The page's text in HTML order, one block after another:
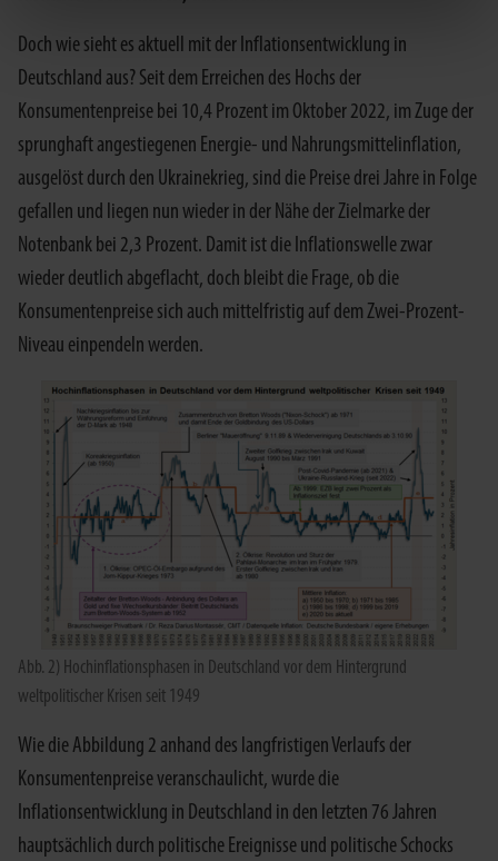
Doch wie sieht es aktuell mit der Inflationsentwicklung in
Deutschland aus? Seit dem Erreichen des Hochs der
Konsumentenpreise bei 10,4 Prozent im Oktober 2022, im Zuge der
sprunghaft angestiegenen Energie- und Nahrungsmittelinflation,
ausgelöst durch den Ukrainekrieg, sind die Preise drei Jahre in Folge
gefallen und liegen nun wieder in der Nähe der Zielmarke der
Notenbank bei 2,3 Prozent. Damit ist die Inflationswelle zwar
wieder deutlich abgeflacht, doch bleibt die Frage, ob die
Konsumentenpreise sich auch mittelfristig auf dem Zwei-Prozent-
Niveau einpendeln werden.
Abb. 2) Hochinflationsphasen in Deutschland vor dem Hintergrund
weltpolitischer Krisen seit 1949
Wie die Abbildung 2 anhand des langfristigen Verlaufs der
Konsumentenpreise veranschaulicht, wurde die
Inflationsentwicklung in Deutschland in den letzten 76 Jahren
hauptsächlich durch politische Ereignisse und politische Schocks